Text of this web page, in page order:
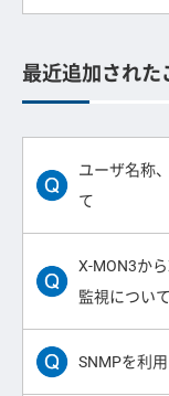
最近追加された
ユーザ名称
て
X-MON3か
監視について
SNMPを利